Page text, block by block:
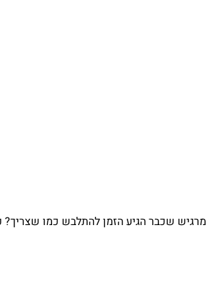
מרגיש שכבר הגיע הזמן להתלבש כמו